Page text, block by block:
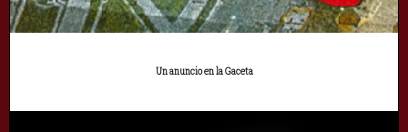
Un anuncio en la Gaceta